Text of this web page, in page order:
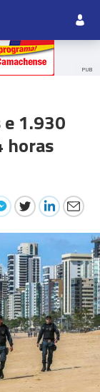
PUB
1.930
horas